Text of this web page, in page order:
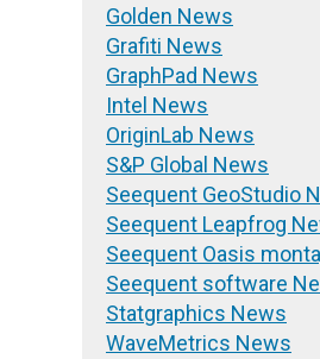
Golden News
Grafiti News
GraphPad News
Intel News
OriginLab News
S&P Global News
Seequent GeoStudio
Seequent Leapfrog
Seequent Oasis
Seequent software
Statgraphics News
WaveMetrics News